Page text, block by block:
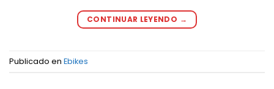
CONTINUAR LEYENDO →
Publicado en Ebikes